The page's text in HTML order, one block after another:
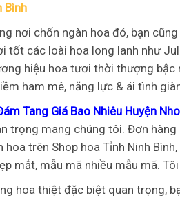
Bình
nơi chốn ngàn hoa đó, bạn
tốt các loài hoa long lanh như
hiệu hoa tươi thời thượng bậc
ham mê, năng lực & ái tình
Tang Giá Bao Nhiêu Huyện
trọng mang chúng tôi. Đơn
hoa trên Shop hoa Tỉnh Ninh
mắt, mẫu mã nhiều mẫu mã.
hoa thiệt đặc biệt quan trọng,